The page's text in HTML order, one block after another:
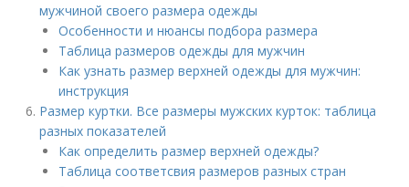
мужчиной своего размера одежды
Особенности и нюансы подбора размера
Таблица размеров одежды для мужчин
Как узнать размер верхней одежды для мужчин:
инструкция
Размер куртки. Все размеры мужских курток: таблица
разных показателей
Как определить размер верхней одежды?
Таблица соответсвия размеров разных стран